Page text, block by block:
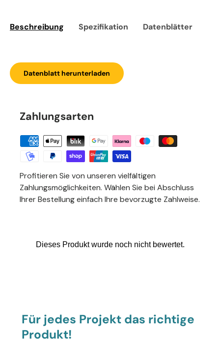
Beschreibung Spezifikation Datenblätter
Datenblatt herunterladen
Zahlungsarten
Profitieren Sie von unseren vielfältigen
Zahlungsmöglichkeiten. Wählen Sie bei Abschluss
Ihrer Bestellung einfach Ihre bevorzugte Zahlweise.
Für jedes Projekt das richtige
Produkt!